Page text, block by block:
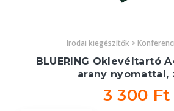
Irodai kiegészítők >
BLUERING Oklevéltartó
arany nyomattal,
3 300 Ft